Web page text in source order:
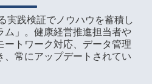
実践検証でノウハウを蓄積し
ム」。健康経営推進担当者や
ートワーク対応、データ管理
、常にアップデートされてい